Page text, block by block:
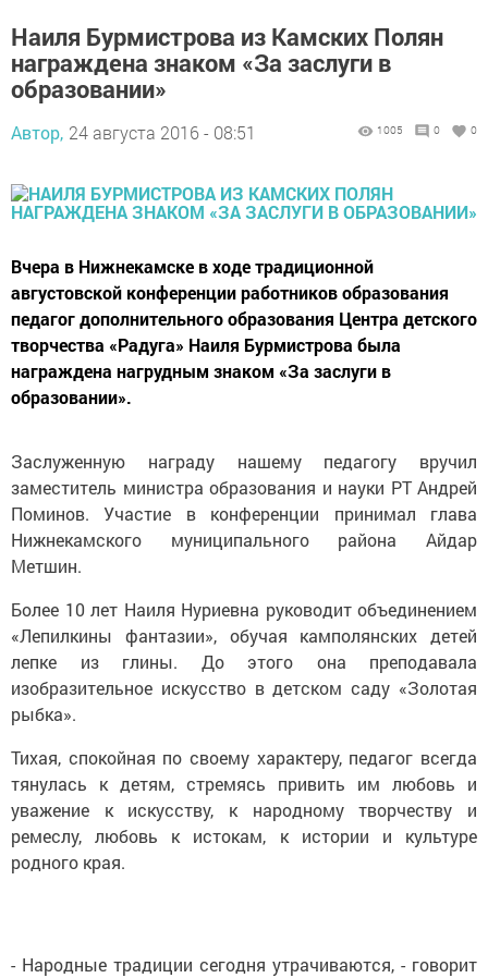
Наиля Бурмистрова из Камских Полян
награждена знаком «За заслуги в
образовании»
Автор, 24 августа 2016 - 08:51 1005 0 0
Вчера в Нижнекамске в ходе традиционной
августовской конференции работников образования
педагог дополнительного образования Центра детского
творчества «Радуга» Наиля Бурмистрова была
награждена нагрудным знаком «За заслуги в
образовании».
Заслуженную награду нашему педагогу вручил
заместитель министра образования и науки РТ Андрей
Поминов. Участие в конференции принимал глава
Нижнекамского муниципального района Айдар
Метшин.
Более 10 лет Наиля Нуриевна руководит объединением
«Лепилкины фантазии», обучая камполянских детей
лепке из глины. До этого она преподавала
изобразительное искусство в детском саду «Золотая
рыбка».
Тихая, спокойная по своему характеру, педагог всегда
тянулась к детям, стремясь привить им любовь и
уважение к искусству, к народному творчеству и
ремеслу, любовь к истокам, к истории и культуре
родного края.
- Народные традиции сегодня утрачиваются, - говорит